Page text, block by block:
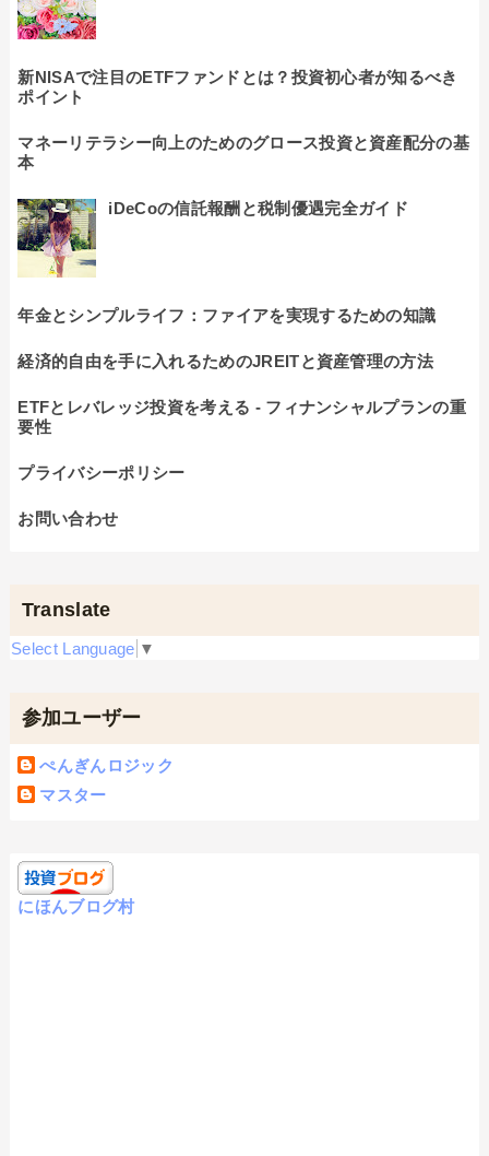
新NISAで注目のETFファンドとは？投資初心者が知るべき
ポイント
マネーリテラシー向上のためのグロース投資と資産配分の基
本
iDeCoの信託報酬と税制優遇完全ガイド
年金とシンプルライフ：ファイアを実現するための知識
経済的自由を手に入れるためのJREITと資産管理の方法
ETFとレバレッジ投資を考える - フィナンシャルプランの重
要性
プライバシーポリシー
お問い合わせ
Translate
Select Language ▼
参加ユーザー
ぺんぎんロジック
マスター
にほんブログ村